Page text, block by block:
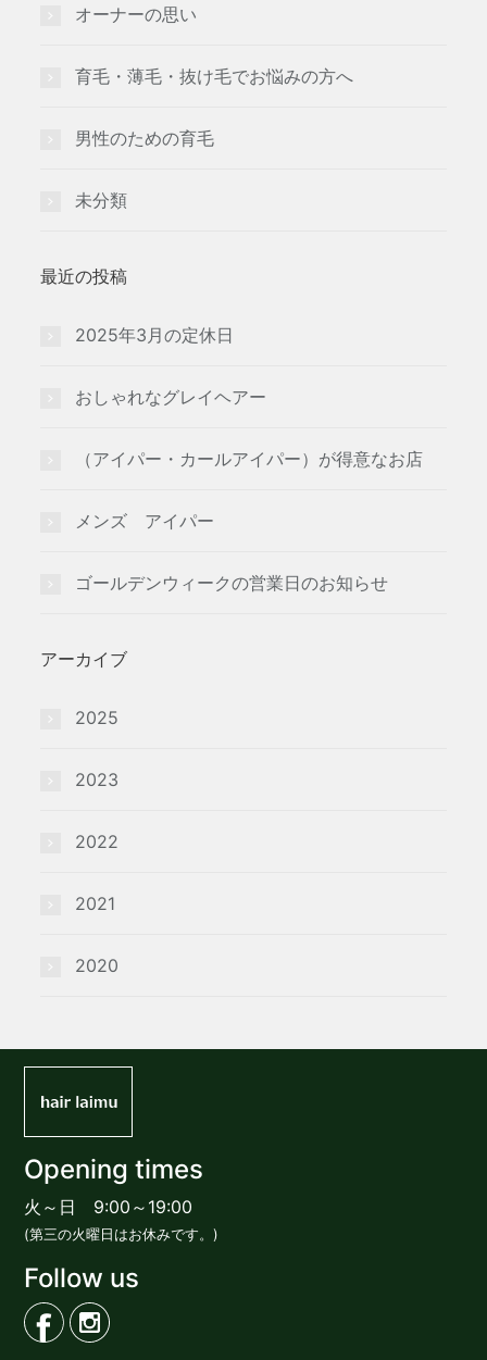
オーナーの思い
育毛・薄毛・抜け毛でお悩みの方へ
男性のための育毛
未分類
最近の投稿
2025年3月の定休日
おしゃれなグレイヘアー
（アイパー・カールアイパー）が得意なお店
メンズ アイパー
ゴールデンウィークの営業日のお知らせ
アーカイブ
2025
2023
2022
2021
2020
Opening times
火～日 9:00～19:00
(第三の火曜日はお休みです。)
Follow us